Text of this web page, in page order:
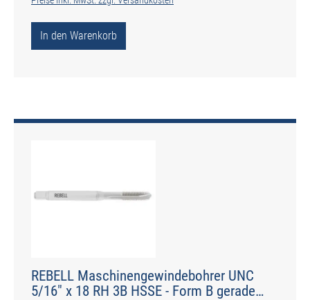
In den Warenkorb
REBELL Maschinengewindebohrer UNC
5/16" x 18 RH 3B HSSE - Form B gerade